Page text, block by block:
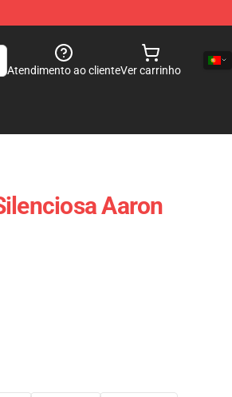
Atendimento ao clienteVer carrinho
Aaron